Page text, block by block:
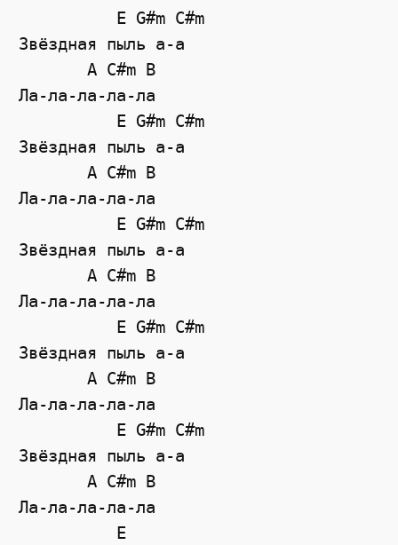
          E G#m C#m
Звёздная пыль а-а
       A C#m B
Ла-ла-ла-ла-ла
          E G#m C#m
Звёздная пыль а-а
       A C#m B
Ла-ла-ла-ла-ла
          E G#m C#m
Звёздная пыль а-а
       A C#m B
Ла-ла-ла-ла-ла
          E G#m C#m
Звёздная пыль а-а
       A C#m B
Ла-ла-ла-ла-ла
          E G#m C#m
Звёздная пыль а-а
       A C#m B
Ла-ла-ла-ла-ла
          E